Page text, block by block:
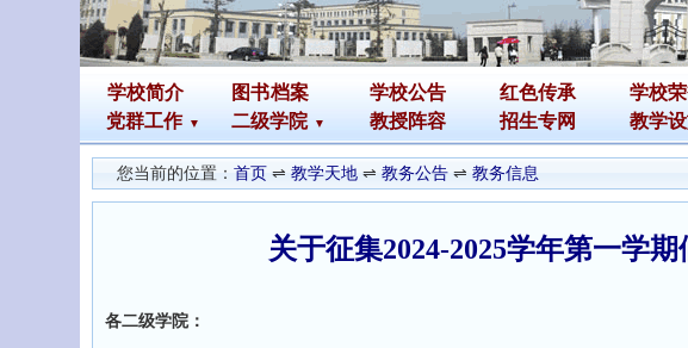
学校简介 图书档案 学校公告 红色传承 学校
党群工作
二级学院 教授阵容 招生专网 教学
您当前的位置： 首页 ⇌ 教学天地 ⇌ 教务公告 ⇌ 教务信息
关于征集2024-2025学年第一学
各二级学院：